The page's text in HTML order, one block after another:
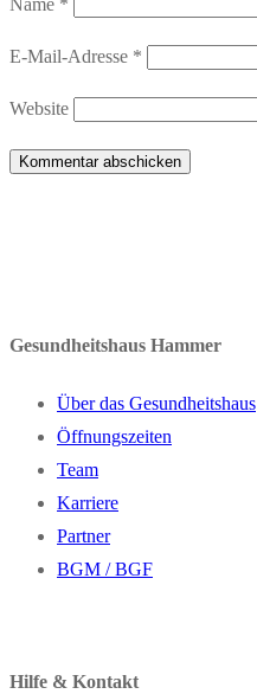
Name *
E-Mail-Adresse *
Website
Gesundheitshaus Hammer
Über das Gesundheitshaus
Öffnungszeiten
Team
Karriere
Partner
BGM / BGF
Hilfe & Kontakt